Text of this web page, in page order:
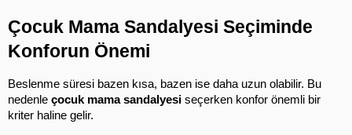
Çocuk Mama Sandalyesi Seçiminde
Konforun Önemi
Beslenme süresi bazen kısa, bazen ise daha uzun olabilir. Bu
nedenle çocuk mama sandalyesi seçerken konfor önemli bir
kriter haline gelir.